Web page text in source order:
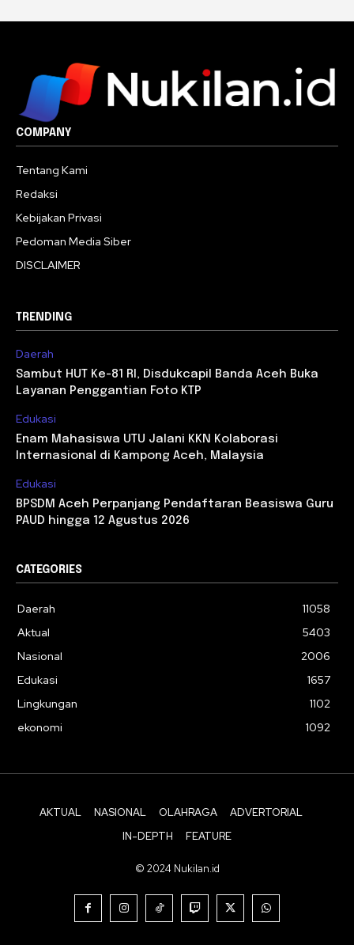
COMPANY
Tentang Kami
Redaksi
Kebijakan Privasi
Pedoman Media Siber
DISCLAIMER
TRENDING
Daerah
Sambut HUT Ke-81 RI, Disdukcapil Banda Aceh Buka
Layanan Penggantian Foto KTP
Edukasi
Enam Mahasiswa UTU Jalani KKN Kolaborasi
Internasional di Kampong Aceh, Malaysia
Edukasi
BPSDM Aceh Perpanjang Pendaftaran Beasiswa Guru
PAUD hingga 12 Agustus 2026
CATEGORIES
Daerah
11058
Aktual
5403
Nasional
2006
Edukasi
1657
Lingkungan
1102
ekonomi
1092
AKTUAL NASIONAL OLAHRAGA
ADVERTORIAL
IN-DEPTH
FEATURE
© 2024 Nukilan.id